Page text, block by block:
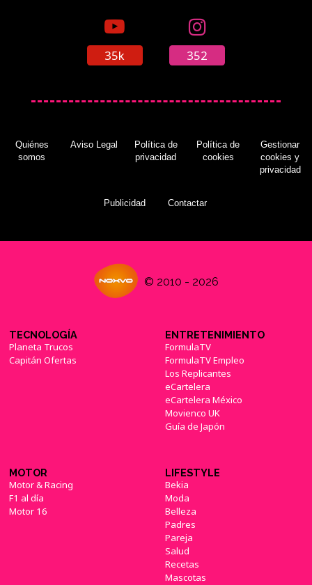
35k 352
Quiénes
somos
Aviso Legal
Política de
privacidad
Política de
cookies
Gestionar
cookies y
privacidad
Publicidad Contactar
© 2010 - 2026
TECNOLOGÍA
Planeta Trucos
Capitán Ofertas
ENTRETENIMIENTO
FormulaTV
FormulaTV Empleo
Los Replicantes
eCartelera
eCartelera México
Movienco UK
Guía de Japón
MOTOR
Motor & Racing
F1 al día
Motor 16
LIFESTYLE
Bekia
Moda
Belleza
Padres
Pareja
Salud
Recetas
Mascotas